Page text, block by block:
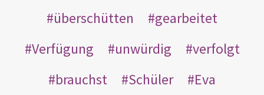
überschütten
gearbeitet
Verfügung
unwürdig
verfolgt
brauchst
Schüler
Eva